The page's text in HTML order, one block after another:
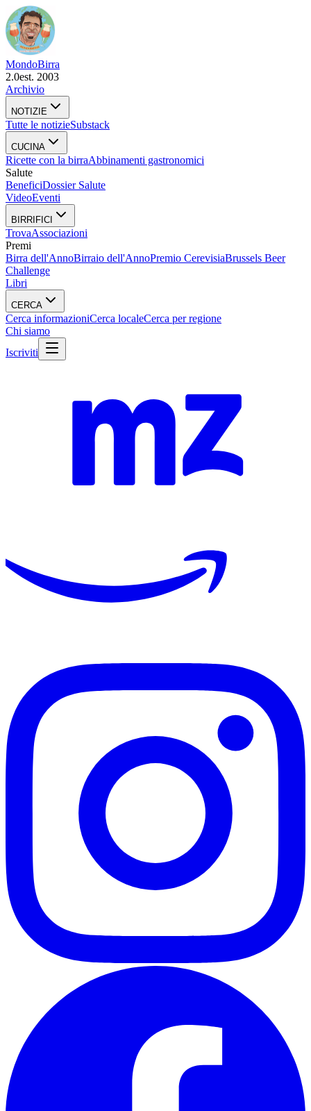
MondoBirra
2.0est. 2003
Archivio
NOTIZIE
Tutte le notizieSubstack
CUCINA
Ricette con la birraAbbinamenti gastronomici
Salute
BeneficiDossier Salute
VideoEventi
BIRRIFICI
TrovaAssociazioni
Premi
Birra dell'AnnoBirraio dell'AnnoPremio CerevisiaBrussels Beer
Challenge
Libri
CERCA
Cerca informazioniCerca localeCerca per regione
Chi siamo
Iscriviti